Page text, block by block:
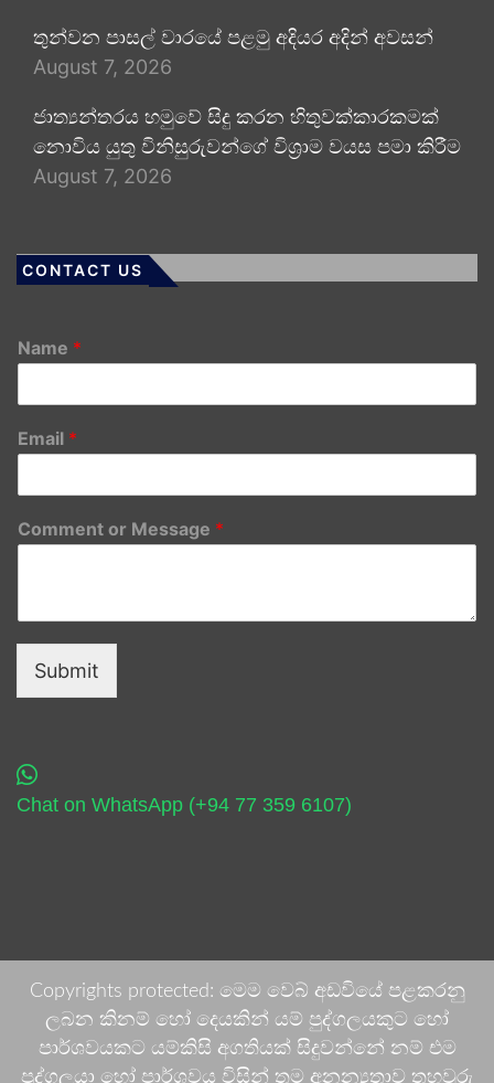
තුන්වන පාසල් වාරයේ පළමු අදියර අදින් අවසන්
August 7, 2026
ජාත්‍යන්තරය හමුවේ සිදු කරන හිතුවක්කාරකමක්
නොවිය යුතු විනිසුරුවන්ගේ විශ්‍රාම වයස පමා කිරීම
August 7, 2026
CONTACT US
Name *
Email *
Comment or Message *
Submit
Chat on WhatsApp (+94 77 359 6107)
Copyrights protected: මෙම වෙබ් අඩවියේ පළකරනු
ලබන කිනම් හෝ දෙයකින් යම් පුද්ගලයකුට හෝ
පාර්ශවයකට යම්කිසි අගතියක් සිදුවන්නේ නම් එම
පුද්ගලයා හෝ පාර්ශවය විසින් තම අනන්‍යතාව තහවුරු